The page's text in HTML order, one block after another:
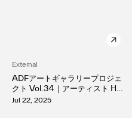
External
ADFアートギャラリープロジェ
クト Vol.34｜アーティスト HA
RUNA SHIKATA 個展「Overw
Jul 22, 2025